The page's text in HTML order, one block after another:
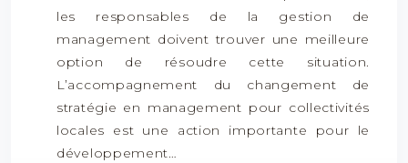
les responsables de la gestion de
management doivent trouver une meilleure
option de résoudre cette situation.
L’accompagnement du changement de
stratégie en management pour collectivités
locales est une action importante pour le
développement…